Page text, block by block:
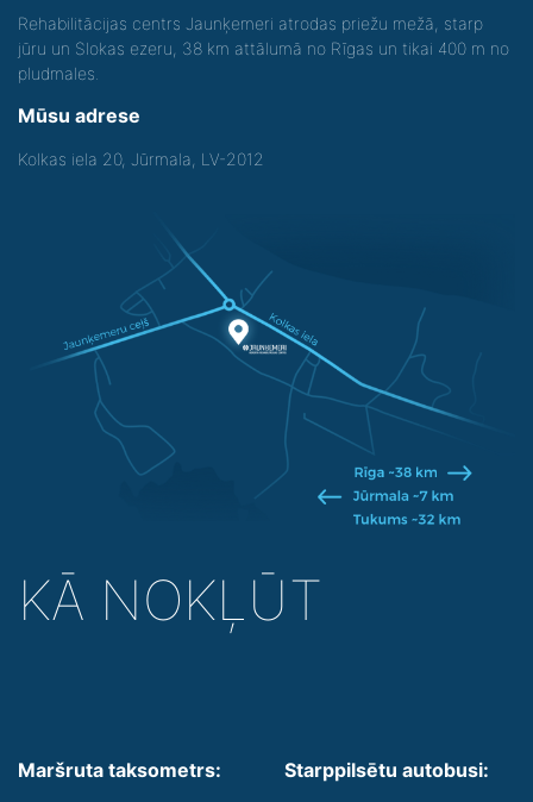
Rehabilitācijas centrs Jaunķemeri atrodas priežu mežā, starp
jūru un Slokas ezeru, 38 km attālumā no Rīgas un tikai 400 m no
pludmales.
Mūsu adrese
Kolkas iela 20, Jūrmala, LV-2012
KĀ NOKĻŪT
Maršruta taksometrs: Starppilsētu autobusi: